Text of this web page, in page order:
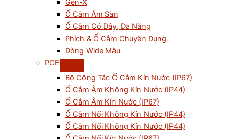
Gen-X
Ổ Cắm Âm Sàn
Ổ Cắm Có Dây, Đa Năng
Phích & Ổ Cắm Chuyên Dụng
Dòng Wide Màu
PCE
Bộ Công Tắc Ổ Cắm Kín Nước (IP67)
Ổ Cắm Âm Không Kín Nước (IP44)
Ổ Cắm Âm Kín Nước (IP67)
Ổ Cắm Nối Không Kín Nước (IP44)
Ổ Cắm Nổi Không Kín Nước (IP44)